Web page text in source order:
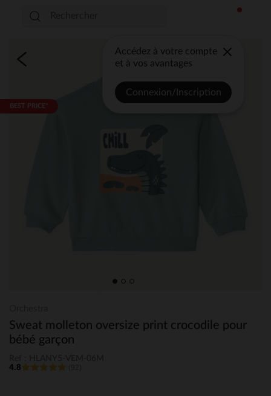
Accédez à votre compte
et à vos avantages
Connexion/Inscription
BEST PRICE*
Sweat molleton oversize print crocodile pour
bébé garçon
4.8